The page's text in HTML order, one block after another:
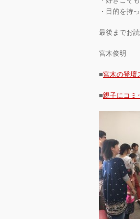
・目的を持
最後までお
宮木俊明
■宮木の登壇
■親子にコミ